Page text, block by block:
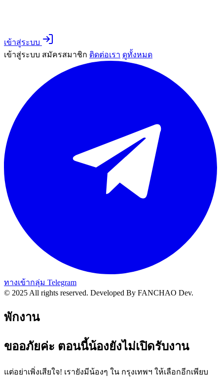
เข้าสู่ระบบ
เข้าสู่ระบบ สมัครสมาชิก ติดต่อเรา ดูทั้งหมด
ทางเข้ากลุ่ม Telegram
© 2025 All rights reserved. Developed By FANCHAO Dev.
พักงาน
ขออภัยค่ะ ตอนนี้น้องยังไม่เปิดรับงาน
แต่อย่าเพิ่งเสียใจ! เรายังมีน้องๆ ใน กรุงเทพฯ ให้เลือกอีกเพียบ